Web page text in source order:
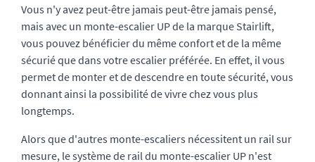
Vous n'y avez peut-être jamais peut-être jamais pensé,
mais avec un monte-escalier UP de la marque Stairlift,
vous pouvez bénéficier du même confort et de la même
sécurié que dans votre escalier préférée. En effet, il vous
permet de monter et de descendre en toute sécurité, vous
donnant ainsi la possibilité de vivre chez vous plus
longtemps.
Alors que d'autres monte-escaliers nécessitent un rail sur
mesure, le système de rail du monte-escalier UP n'est